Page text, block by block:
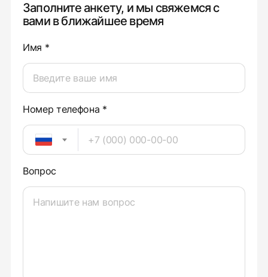
Заполните анкету, и мы свяжемся с
вами в ближайшее время
Имя *
Номер телефона *
Вопрос